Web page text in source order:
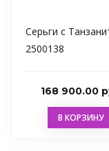
Серьги с
2500138
168 900.00
В КОРЗИНУ